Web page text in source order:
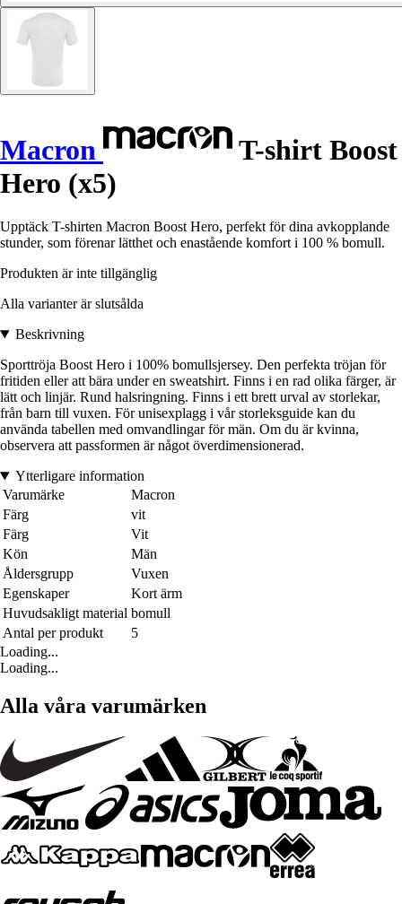
Macron
T-shirt Boost
Hero (x5)
Upptäck T-shirten Macron Boost Hero, perfekt för dina avkopplande
stunder, som förenar lätthet och enastående komfort i 100 % bomull.
Produkten är inte tillgänglig
Alla varianter är slutsålda
Beskrivning
Sporttröja Boost Hero i 100% bomullsjersey. Den perfekta tröjan för
fritiden eller att bära under en sweatshirt. Finns i en rad olika färger, är
lätt och linjär. Rund halsringning. Finns i ett brett urval av storlekar,
från barn till vuxen. För unisexplagg i vår storleksguide kan du
använda tabellen med omvandlingar för män. Om du är kvinna,
observera att passformen är något överdimensionerad.
Ytterligare information
Varumärke
Macron
Färg
vit
Färg
Vit
Kön
Män
Åldersgrupp
Vuxen
Egenskaper
Kort ärm
Huvudsakligt material bomull
Antal per produkt
5
Loading...
Loading...
Alla våra varumärken